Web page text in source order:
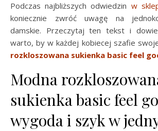
Podczas najbliższych odwiedzin w
koniecznie zwróć uwagę na
damskie. Przeczytaj ten tekst i
warto, by w każdej kobiecej szafie
rozkloszowana sukienka basic feel
Modna
sukienka basic feel
wygoda i szyk w